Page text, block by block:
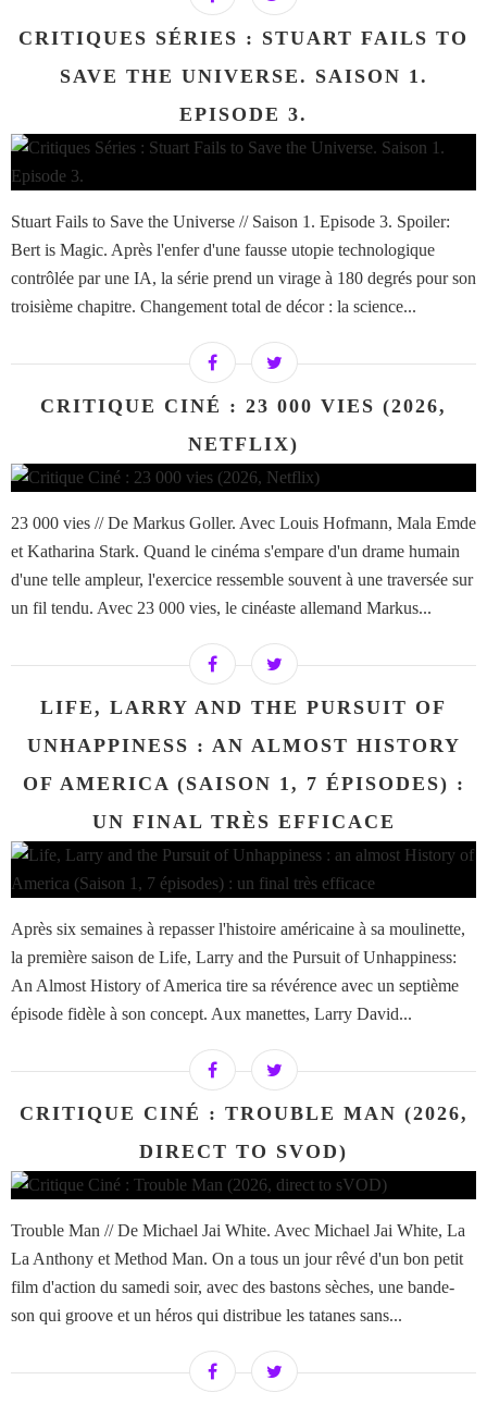
CRITIQUES SÉRIES : STUART FAILS TO
SAVE THE UNIVERSE. SAISON 1.
EPISODE 3.
Stuart Fails to Save the Universe // Saison 1. Episode 3. Spoiler:
Bert is Magic. Après l'enfer d'une fausse utopie technologique
contrôlée par une IA, la série prend un virage à 180 degrés pour son
troisième chapitre. Changement total de décor : la science...
CRITIQUE CINÉ : 23 000 VIES (2026,
NETFLIX)
23 000 vies // De Markus Goller. Avec Louis Hofmann, Mala Emde
et Katharina Stark. Quand le cinéma s'empare d'un drame humain
d'une telle ampleur, l'exercice ressemble souvent à une traversée sur
un fil tendu. Avec 23 000 vies, le cinéaste allemand Markus...
LIFE, LARRY AND THE PURSUIT OF
UNHAPPINESS : AN ALMOST HISTORY
OF AMERICA (SAISON 1, 7 ÉPISODES) :
UN FINAL TRÈS EFFICACE
Après six semaines à repasser l'histoire américaine à sa moulinette,
la première saison de Life, Larry and the Pursuit of Unhappiness:
An Almost History of America tire sa révérence avec un septième
épisode fidèle à son concept. Aux manettes, Larry David...
CRITIQUE CINÉ : TROUBLE MAN (2026,
DIRECT TO SVOD)
Trouble Man // De Michael Jai White. Avec Michael Jai White, La
La Anthony et Method Man. On a tous un jour rêvé d'un bon petit
film d'action du samedi soir, avec des bastons sèches, une bande-
son qui groove et un héros qui distribue les tatanes sans...